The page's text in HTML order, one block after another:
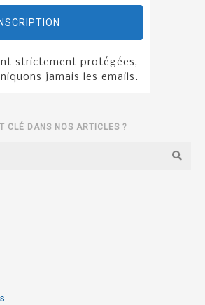
INSCRIPTION
strictement protégées,
jamais les emails.
CLÉ DANS NOS ARTICLES ?